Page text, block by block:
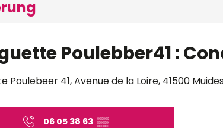
Poulebber41 :
Poulebeer 41, Avenue de la Loire, 41500
06 05 38 63 ▒▒